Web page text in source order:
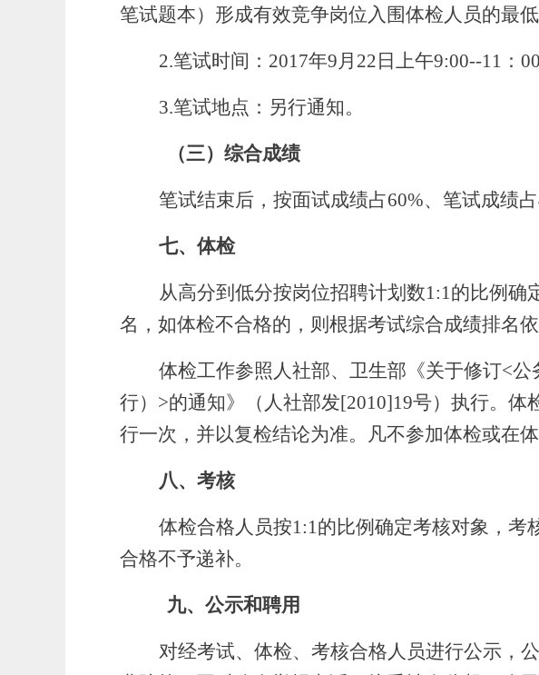
笔试题本）形成有效竞争岗位入围体检人员的最低
2.笔试时间：2017年9月22日上午9:00--11：00
3.笔试地点：另行通知。
（三）综合成绩
笔试结束后，按面试成绩占60%、笔试成绩
七、体检
从高分到低分按岗位招聘计划数1:1的比例
名，如体检不合格的，则根据考试综合成绩排名
体检工作参照人社部、卫生部《关于修订<
行）>的通知》（人社部发[2010]19号）执行。
行一次，并以复检结论为准。凡不参加体检或在
八、考核
体检合格人员按1:1的比例确定考核对象，
合格不予递补。
九、公示和聘用
对经考试、体检、考核合格人员进行公示，